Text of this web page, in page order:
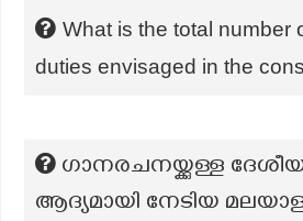
What is the total number
duties envisaged in the
ഗാനരചനയ്ക്കുള്ള
ആദ്യമായി നേടിയ